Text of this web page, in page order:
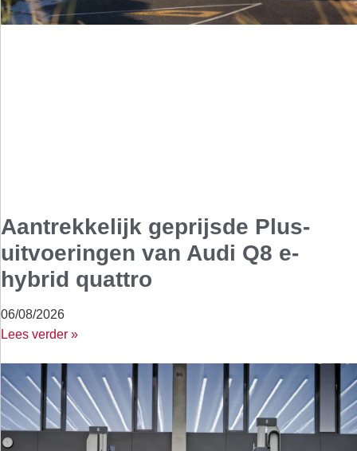
Aantrekkelijk geprijsde Plus-
uitvoeringen van Audi Q8 e-
hybrid quattro
06/08/2026
Lees verder »